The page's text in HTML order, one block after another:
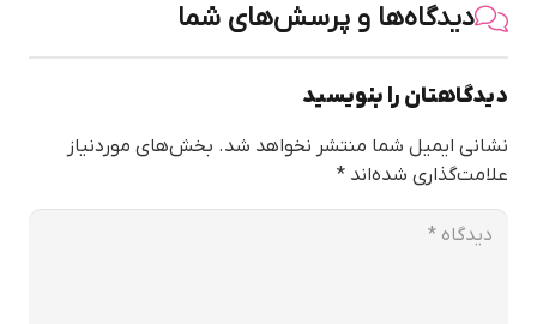
دیدگاه‌ها و پرسش‌های شما
دیدگاهتان را بنویسید
نشانی ایمیل شما منتشر نخواهد شد. بخش‌های موردنیاز
علامت‌گذاری شده‌اند *